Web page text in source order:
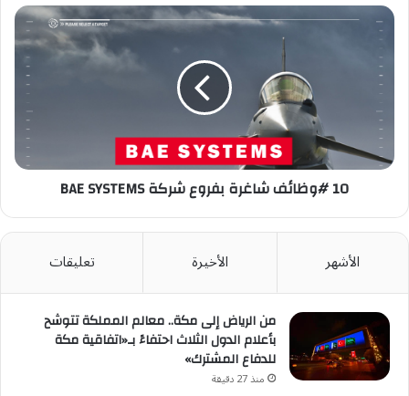
10
#وظائف
شاغرة
بفروع
شركة
BAE
SYSTEMS
10 #وظائف شاغرة بفروع شركة BAE SYSTEMS
الأشهر الأخيرة تعليقات
من الرياض إلى مكة.. معالم المملكة تتوشح
بأعلام الدول الثلاث احتفاءً بـ«اتفاقية مكة
للدفاع المشترك»
منذ 27 دقيقة